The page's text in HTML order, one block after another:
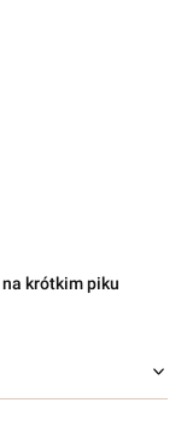
krótkim piku